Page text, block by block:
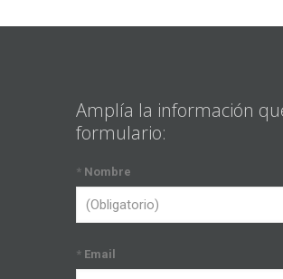
Amplía la información
formulario:
* Nombre
* Email